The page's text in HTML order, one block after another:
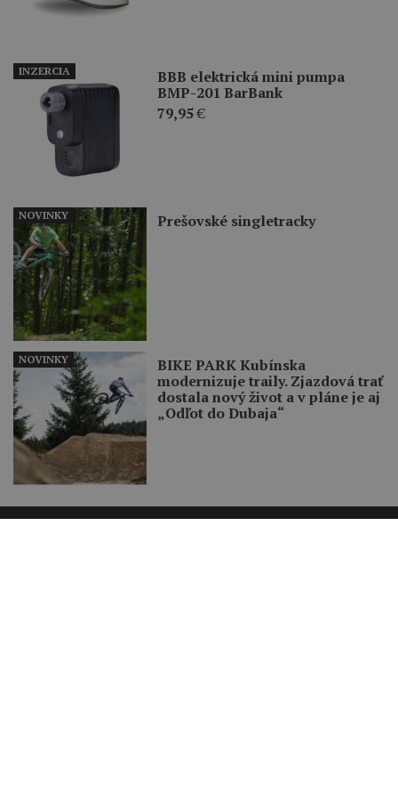
BBB elektrická mini pumpa
BMP-201 BarBank
79,95€
INZERCIA
Prešovské singletracky
NOVINKY
BIKE PARK Kubínska
modernizuje traily. Zjazdová trať
dostala nový život a v pláne je aj
„Odľot do Dubaja“
NOVINKY